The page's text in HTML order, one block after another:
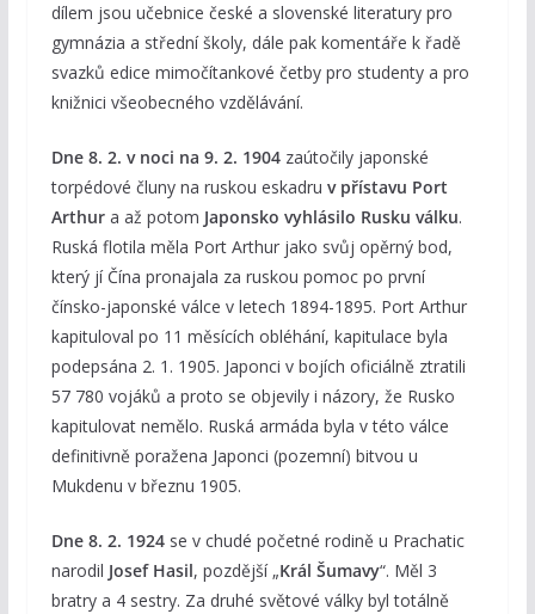
dílem jsou učebnice české a slovenské literatury pro
gymnázia a střední školy, dále pak komentáře k řadě
svazků edice mimočítankové četby pro studenty a pro
knižnici všeobecného vzdělávání.
Dne 8. 2. v noci na 9. 2. 1904zaútočily japonské
torpédové čluny na ruskou eskadru v přístavu Port
Arthur a až potom Japonsko vyhlásilo Rusku válku.
Ruská flotila měla Port Arthur jako svůj opěrný bod,
který jí Čína pronajala za ruskou pomoc po první
čínsko-japonské válce v letech 1894-1895. Port Arthur
kapituloval po 11 měsících obléhání, kapitulace byla
podepsána 2. 1. 1905. Japonci v bojích oficiálně ztratili
57 780 vojáků a proto se objevily i názory, že Rusko
kapitulovat nemělo. Ruská armáda byla v této válce
definitivně poražena Japonci (pozemní) bitvou u
Mukdenu v březnu 1905.
Dne 8. 2. 1924se v chudé početné rodině u Prachatic
narodil Josef Hasil, pozdější „Král Šumavy“. Měl 3
bratry a 4 sestry. Za druhé světové války byl totálně